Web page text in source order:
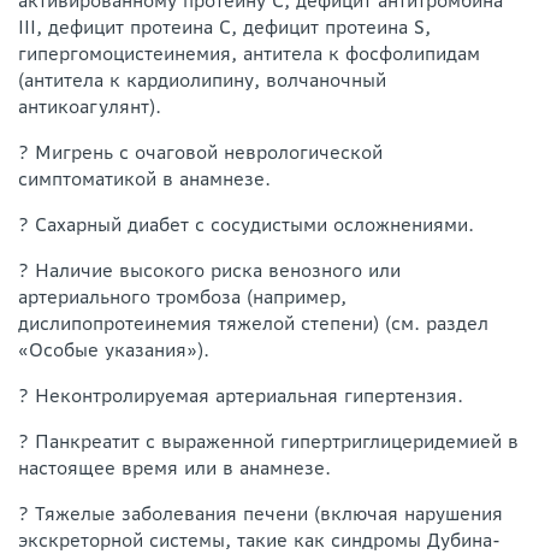
III, дефицит протеина С, дефицит протеина S,
гипергомоцистеинемия, антитела к фосфолипидам
(антитела к кардиолипину, волчаночный
антикоагулянт).
? Мигрень с очаговой неврологической
симптоматикой в анамнезе.
? Сахарный диабет с сосудистыми осложнениями.
? Наличие высокого риска венозного или
артериального тромбоза (например,
дислипопротеинемия тяжелой степени) (см. раздел
«Особые указания»).
? Неконтролируемая артериальная гипертензия.
? Панкреатит с выраженной гипертриглицеридемией в
настоящее время или в анамнезе.
? Тяжелые заболевания печени (включая нарушения
экскреторной системы, такие как синдромы Дубина-